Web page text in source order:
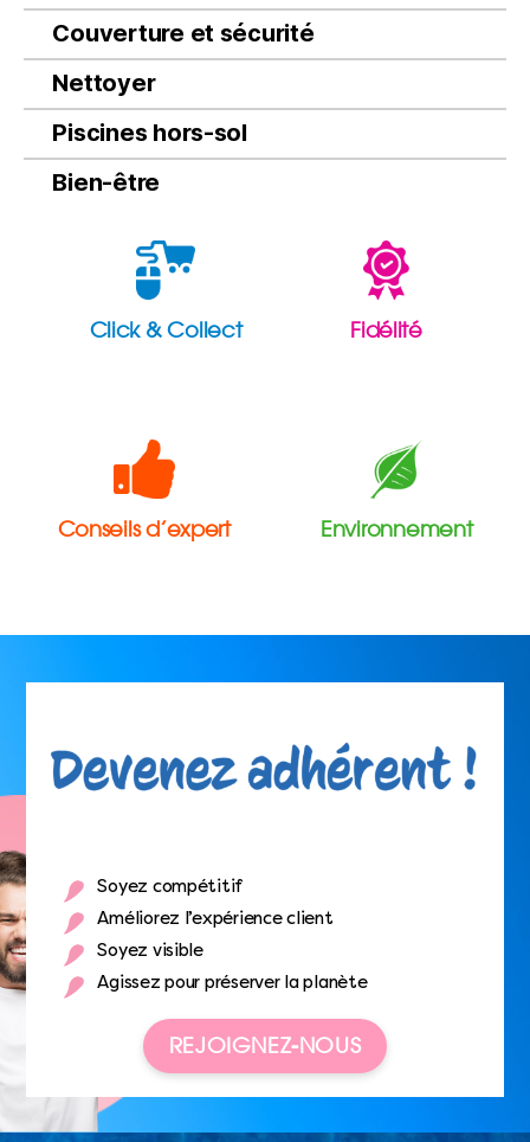
Couverture et sécurité
Nettoyer
Piscines hors-sol
Bien-être
Click & Collect
Conseils d’expert
Fidélité
Environnement
Soyez compétitif
Améliorez l’expérience client
Soyez visible
Agissez pour préserver la planète
REJOIGNEZ-NOUS